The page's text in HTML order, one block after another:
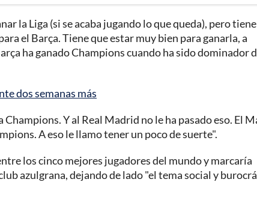
la Liga (si se acaba jugando lo que queda), pero tiene
el Barça. Tiene que estar muy bien para ganarla, a
ha ganado Champions cuando ha sido dominador
dos semanas más
Champions. Y al Real Madrid no le ha pasado eso. El
A eso le llamo tener un poco de suerte".
los cinco mejores jugadores del mundo y marcaría
azulgrana, dejando de lado "el tema social y